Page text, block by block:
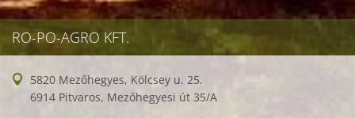
RO-PO-AGRO KFT.
5820 Mezőhegyes, Kölcsey u. 25.
6914 Pitvaros, Mezőhegyesi út 35/A